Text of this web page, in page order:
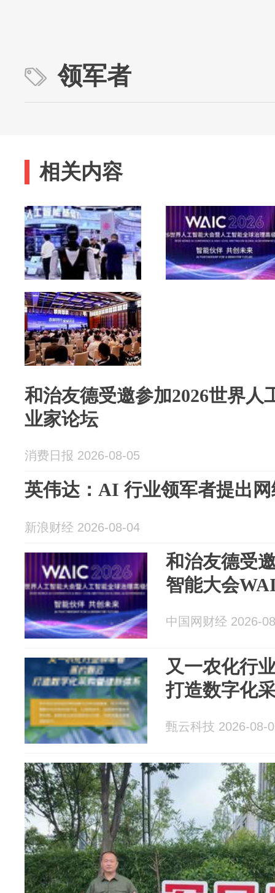
领军者
相关内容
和治友德受邀参加2026世界人
业家论坛
消费日报 2026-08-05
英伟达：AI 行业领军者提出
新浪财经 2026-08-04
和治友德受
智能大会
中国网财经 2026-
又一农化行
打造数字化
甄云科技 2026-08-